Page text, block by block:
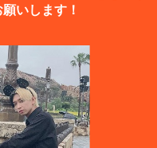
いします！